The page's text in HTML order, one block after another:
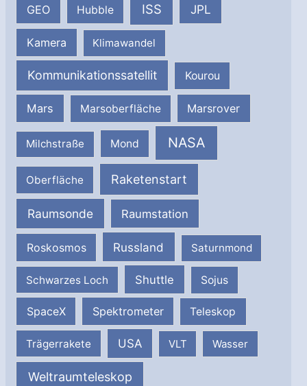
GEO Hubble ISS JPL
Kamera Klimawandel
Kommunikationssatellit Kourou
Mars Marsoberfläche Marsrover
Milchstraße Mond NASA
Oberfläche Raketenstart
Raumsonde Raumstation
Roskosmos Russland Saturnmond
Schwarzes Loch Shuttle Sojus
SpaceX Spektrometer Teleskop
Trägerrakete USA VLT Wasser
Weltraumteleskop